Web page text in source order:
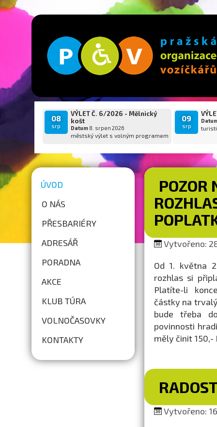
08
srp
VÝLET Č. 6/2026 - Mělnický
košt
Datum8. srpen 2026
městský výlet s volným programem
09
srp
ÚVOD
O NÁS
PŘESBARIÉRY
ADRESÁŘ
PORADNA
AKCE
KLUB TÚRA
VOLNOČASOVKY
KONTAKTY
POZOR
Vytvořeno:
Od 1. května
rozhlas si
Platíte-li
částky na
bude třeba
povinnosti
měly činit 150,-
Vytvořeno: